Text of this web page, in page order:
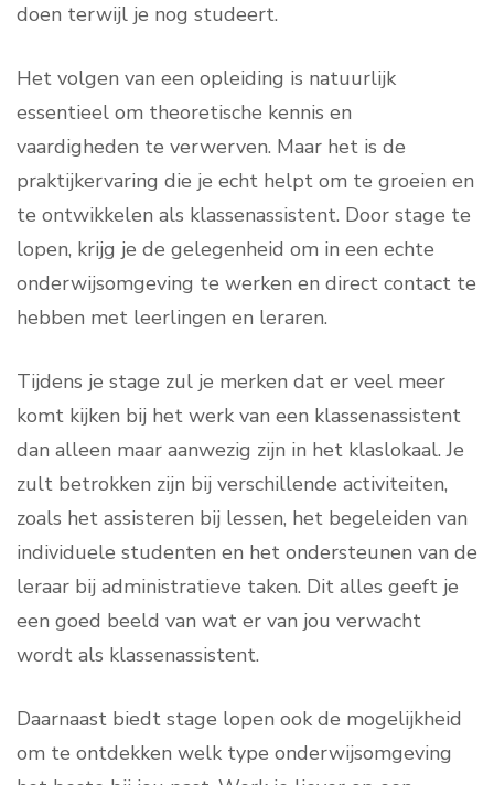
doen terwijl je nog studeert.
Het volgen van een opleiding is natuurlijk
essentieel om theoretische kennis en
vaardigheden te verwerven. Maar het is de
praktijkervaring die je echt helpt om te groeien en
te ontwikkelen als klassenassistent. Door stage te
lopen, krijg je de gelegenheid om in een echte
onderwijsomgeving te werken en direct contact te
hebben met leerlingen en leraren.
Tijdens je stage zul je merken dat er veel meer
komt kijken bij het werk van een klassenassistent
dan alleen maar aanwezig zijn in het klaslokaal. Je
zult betrokken zijn bij verschillende activiteiten,
zoals het assisteren bij lessen, het begeleiden van
individuele studenten en het ondersteunen van de
leraar bij administratieve taken. Dit alles geeft je
een goed beeld van wat er van jou verwacht
wordt als klassenassistent.
Daarnaast biedt stage lopen ook de mogelijkheid
om te ontdekken welk type onderwijsomgeving